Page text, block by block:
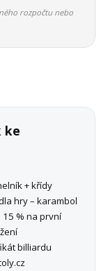
rozpočtu nebo
ke
+ křídy
hry – karambol
15 % na první
billiardu